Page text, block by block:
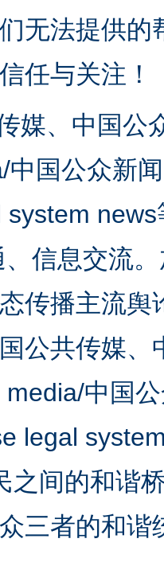
无法提供
任与关注！
媒、中国公
中国公众新
信息交流
传播主流
公共传媒
中国
legal
之间的和谐
三者的和谐